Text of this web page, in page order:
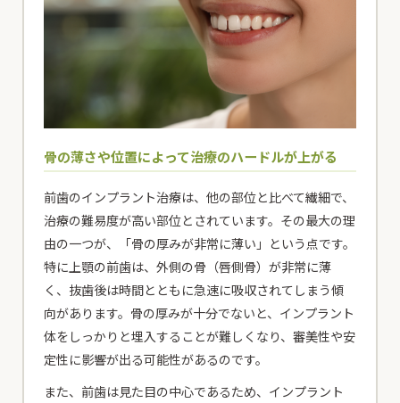
骨の薄さや位置によって治療のハードルが上がる
前歯のインプラント治療は、他の部位と比べて繊細で、
治療の難易度が高い部位とされています。その最大の理
由の一つが、「骨の厚みが非常に薄い」という点です。
特に上顎の前歯は、外側の骨（唇側骨）が非常に薄
く、抜歯後は時間とともに急速に吸収されてしまう傾
向があります。骨の厚みが十分でないと、インプラント
体をしっかりと埋入することが難しくなり、審美性や安
定性に影響が出る可能性があるのです。
また、前歯は見た目の中心であるため、インプラント